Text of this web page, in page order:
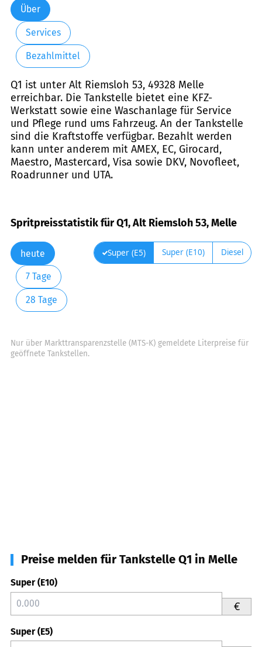
Über
Services
Bezahlmittel
Q1 ist unter Alt Riemsloh 53, 49328 Melle
erreichbar. Die Tankstelle bietet eine KFZ-
Werkstatt sowie eine Waschanlage für Service
und Pflege rund ums Fahrzeug. An der Tankstelle
sind die Kraftstoffe verfügbar. Bezahlt werden
kann unter anderem mit AMEX, EC, Girocard,
Maestro, Mastercard, Visa sowie DKV, Novofleet,
Roadrunner und UTA.
Spritpreisstatistik für Q1, Alt Riemsloh 53, Melle
heute
7 Tage
28 Tage
Super (E5) Super (E10) Diesel
Nur über Markttransparenzstelle (MTS-K) gemeldete Literpreise für
geöffnete Tankstellen.
Preise melden für Tankstelle Q1 in Melle
Super (E10)
€
Super (E5)